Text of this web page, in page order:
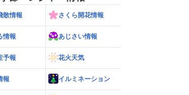
散情報 さくら開花情報
情報 あじさい情報
予報 花火天気
報 イルミネーション